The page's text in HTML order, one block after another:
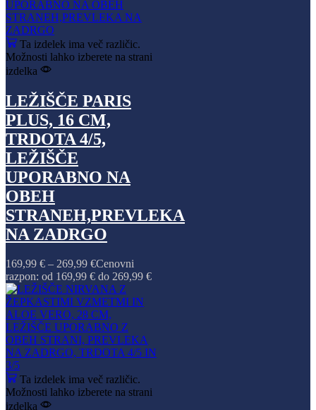
Ta izdelek ima več različic.
Možnosti lahko izberete na strani
izdelka
LEŽIŠČE PARIS
PLUS, 16 CM,
TRDOTA 4/5,
LEŽIŠČE
UPORABNO NA
OBEH
STRANEH,PREVLEKA
NA ZADRGO
169,99 € – 269,99 €Cenovni
razpon: od 169,99 € do 269,99 €
Ta izdelek ima več različic.
Možnosti lahko izberete na strani
izdelka